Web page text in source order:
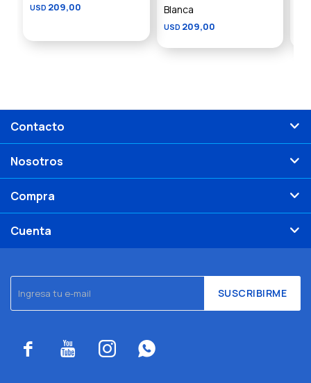
USD 209,00
Blanca
USD 209,00
SUSCRIBIRME
   
Contacto
Nosotros
Compra
Cuenta